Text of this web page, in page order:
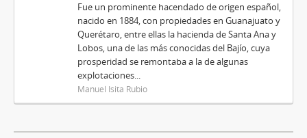
Fue un prominente hacendado de origen español,
nacido en 1884, con propiedades en Guanajuato y
Querétaro, entre ellas la hacienda de Santa Ana y
Lobos, una de las más conocidas del Bajío, cuya
prosperidad se remontaba a la de algunas
explotaciones...
Manuel Isita Rubio